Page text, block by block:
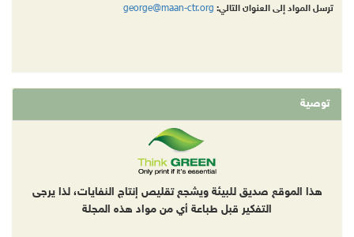
ترسل المواد إلى العنوان التالي: george@maan-ctr.org
توصية
هذا الموقع صديق للبيئة ويشجع تقليص إنتاج النفايات، لذا يرجى
التفكير قبل طباعة أي من مواد هذه المجلة